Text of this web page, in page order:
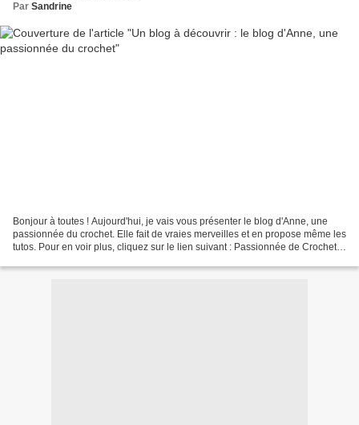
Par Sandrine
Bonjour à toutes ! Aujourd'hui, je vais vous présenter le blog d'Anne, une
passionnée du crochet. Elle fait de vraies merveilles et en propose même les
tutos. Pour en voir plus, cliquez sur le lien suivant : Passionnée de Crochet